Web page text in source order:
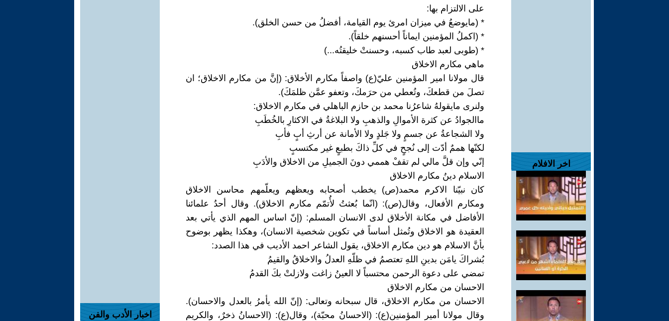
اخر الافلام
على الالتزام بها:
* (مايوضعُ في ميزان امرئ يوم القيامة، أفضلُ من حسن الخلق).
* (اكملُ المؤمنين ايماناً أحسنهم خلقاً).
* (طوبى لعبد طاب كسبه، وحسنتْ خليقتُه...)
ماهي مكارم الاخلاق
قال مولانا امير المؤمنين عليّ(ع) واصفاً مكارم الأخلاق: (إنَّ من مكارم الاخلاق؛ ان
تصلَ من قطعكَ، وتُعطي من حرَمكَ، وتعفو عمَّن ظلمَكَ).
ولنرى مايقولهُ شاعرُنا محمد بن حازم الباهلي في مكارم الاخلاق:
ماالجوادُ عن كثرة الأموالِ والذهبِ ولا البلاغةُ في الاكثارِ بالخُطَبِ
ولا الشجاعةُ عن جسمٍ ولا جَلدٍ ولا الأمانة عن أرثِ أبٍ فأبِ
لكنّها هممٌ أدّت إلى نُجحٍ في كلِّ ذاكَ بطبعٍ غير مكتسبٍ
إنّي وإن قلَّ مالي لم تقفْ هممي دونَ الجميلِ من الاخلاق والأدَبِ
الاسلام دينُ مكارم الاخلاق
كان نبيّنا الاكرم محمد(ص) يخطب أصحابه ويعظهم ويعلّمهم محاسن الاخلاق
ومكارم الأفعال، وقال(ص): (انّما بُعثتُ لأُتمّم مكارم الاخلاق). وقال أحدُ علمائنا
الأفاضل في مكانة الأخلاق لدى الانسان المسلم: (إنّ اساس المهم الذي يأتي بعد
العقيدة هو الاخلاق وتُمثل أساساً في تكوين شخصية الانسان)، وهكذا يظهر بوضوح
بأنَّ الاسلام هو دين مكارم الاخلاق، يقول الشاعر احمد الأديب في هذا الصدد:
بُشراكَ يامَن بدينِ اللهِ تعتصمُ في ظلّهِ العدلُ والاخلاقُ والقيمُ
تمضي على دعوة الرحمن محتسباً لا العينُ زاغت ولازلتْ بكَ القدمُ
الاحسان من مكارم الاخلاق
الاحسان من مكارم الاخلاق، قال سبحانه وتعالى: (إنّ الله يأمرُ بالعدل والاحسان).
وقال مولانا أمير المؤمنين(ع): (الاحسانُ محبّة)، وقال(ع): (الاحسانُ ذخرٌ، والكريم
اخبار الأدب والفن